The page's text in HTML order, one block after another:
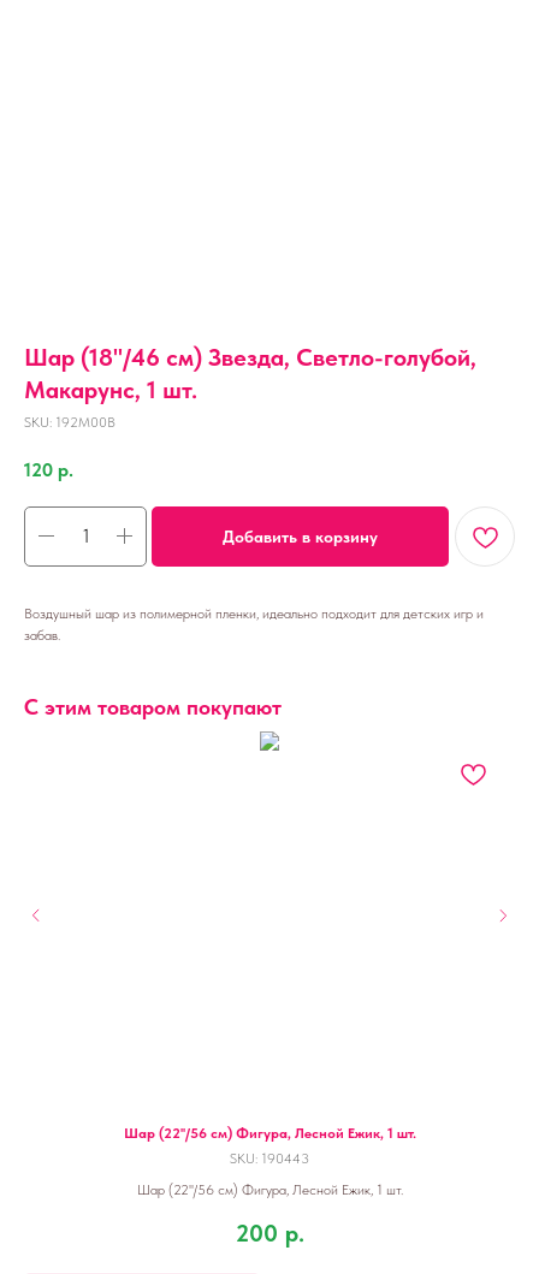
Шар (18''/46 см) Звезда, Светло-голубой,
Макарунс, 1 шт.
SKU: 192M00B
120 р.
Добавить в корзину
Воздушный шар из полимерной пленки, идеально подходит для детских игр и
забав.
С этим товаром покупают
Шар (22''/56 см) Фигура, Лесной Ежик, 1 шт.
SKU: 190443
Шар (22''/56 см) Фигура, Лесной Ежик, 1 шт.
200 р.